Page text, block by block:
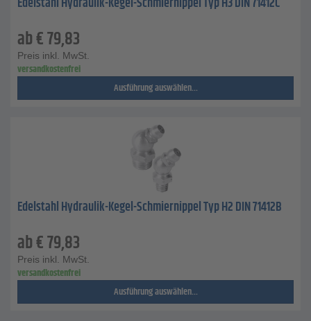
ab€79,83
Preis inkl. MwSt.
versandkostenfrei
Ausführung auswählen...
Edelstahl Hydraulik-Kegel-Schmiernippel Typ H2 DIN 71412B
ab€79,83
Preis inkl. MwSt.
versandkostenfrei
Ausführung auswählen...